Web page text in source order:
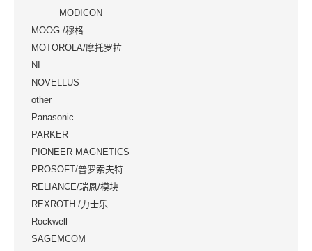
MODICON
MOOG /穆格
MOTOROLA/摩托罗拉
NI
NOVELLUS
other
Panasonic
PARKER
PIONEER MAGNETICS
PROSOFT/普罗索夫特
RELIANCE/瑞恩/模块
REXROTH /力士乐
Rockwell
SAGEMCOM